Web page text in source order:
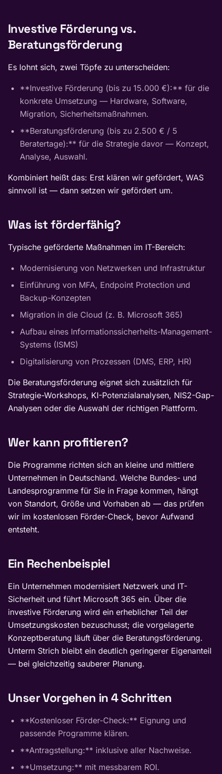
Investive Förderung vs.
Beratungsförderung
Es lohnt sich, zwei Töpfe zu unterscheiden:
**Investive Förderung (bis zu 15.000 €):** für die
konkrete Umsetzung — Hardware, Software,
Migration, Sicherheitsmaßnahmen.
**Beratungsförderung (bis zu 2.500 € / 5
Beratertage):** für die Strategie davor — Konzept,
Analyse, Auswahl.
Kombiniert heißt das: Erst klären wir gefördert, WAS
sinnvoll ist — dann setzen wir gefördert um.
Was ist förderfähig?
Typische geförderte Maßnahmen im IT-Bereich:
Modernisierung von Netzwerken und Infrastruktur
Einführung von MFA, Endpoint Protection und
Backup-Konzepten
Migration in die Cloud (z. B. Microsoft 365)
Aufbau eines Informationssicherheits-Management-
Systems (ISMS)
Digitalisierung von Prozessen (DMS, ERP, HR)
Die Beratungsförderung eignet sich zusätzlich für
Strategie-Workshops, KI-Potenzialanalysen, NIS2-Gap-
Analysen oder die Auswahl der richtigen Plattform.
Wer kann profitieren?
Die Programme richten sich an kleine und mittlere
Unternehmen in Deutschland. Welche Bundes- und
Landesprogramme für Sie in Frage kommen, hängt
von Standort, Größe und Vorhaben ab — das prüfen
wir im kostenlosen Förder-Check, bevor Aufwand
entsteht.
Ein Rechenbeispiel
Ein Unternehmen modernisiert Netzwerk und IT-
Sicherheit und führt Microsoft 365 ein. Über die
investive Förderung wird ein erheblicher Teil der
Umsetzungskosten bezuschusst; die vorgelagerte
Konzeptberatung läuft über die Beratungsförderung.
Unterm Strich bleibt ein deutlich geringerer Eigenanteil
— bei gleichzeitig sauberer Planung.
Unser Vorgehen in 4 Schritten
**Kostenloser Förder-Check:** Eignung und
passende Programme klären.
**Antragstellung:** inklusive aller Nachweise.
**Umsetzung:** mit messbarem ROI.